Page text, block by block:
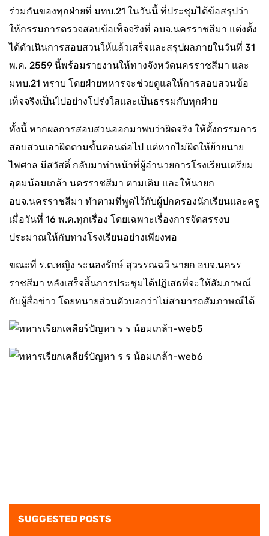
ร่วมกันของทุกฝ่ายที่ มทบ.21 ในวันนี้ ที่ประชุมได้ข้อสรุปว่า
ให้กรรมการตรวจสอบข้อเท็จจริงที่ อบจ.นครราชสีมา แต่งตั้ง
ได้ดำเนินการสอบสวนให้แล้วเสร็จและสรุปผลภายในวันที่ 31
พ.ค. 2559 นี้พร้อมรายงานให้ทางจังหวัดนครราชสีมา และ
มทบ.21 ทราบ โดยฝ่ายทหารจะช่วยดูแลให้การสอบสวนข้อ
เท็จจริงเป็นไปอย่างโปร่งใสและเป็นธรรมกับทุกฝ่าย
ทั้งนี้ หากผลการสอบสวนออกมาพบว่าผิดจริง ให้ตั้งกรรมการ
สอบสวนเอาผิดตามขั้นตอนต่อไป แต่หากไม่ผิดให้ย้ายนาย
ไพศาล มีสวัสดิ์ กลับมาทำหน้าที่ผู้อำนวยการโรงเรียนเตรียม
อุดมน้อมเกล้า นครราชสีมา ตามเดิม และให้นายก
อบจ.นครราชสีมา ทำตามที่พูดไว้กับผู้ปกครองนักเรียนและครู
เมื่อวันที่ 16 พ.ค.ทุกเรื่อง โดยเฉพาะเรื่องการจัดสรรงบ
ประมาณให้กับทางโรงเรียนอย่างเพียงพอ
ขณะที่ ร.ต.หญิง ระนองรักษ์ สุวรรณฉวี นายก อบจ.นครร
ราชสีมา หลังเสร็จสิ้นการประชุมได้ปฏิเสธที่จะให้สัมภาษณ์
กับผู้สื่อข่าว โดยทนายส่วนตัวบอกว่าไม่สามารถสัมภาษณ์ได้
SUGGESTED POSTS